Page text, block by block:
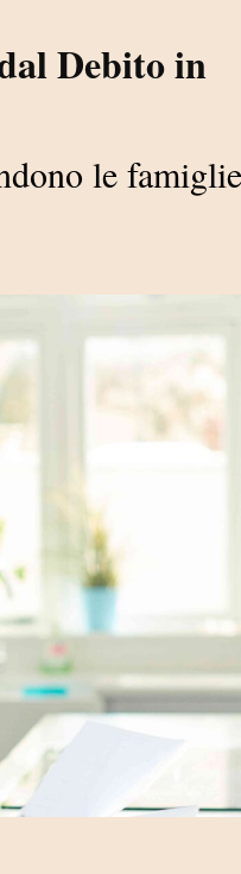
Debito in
le famiglie